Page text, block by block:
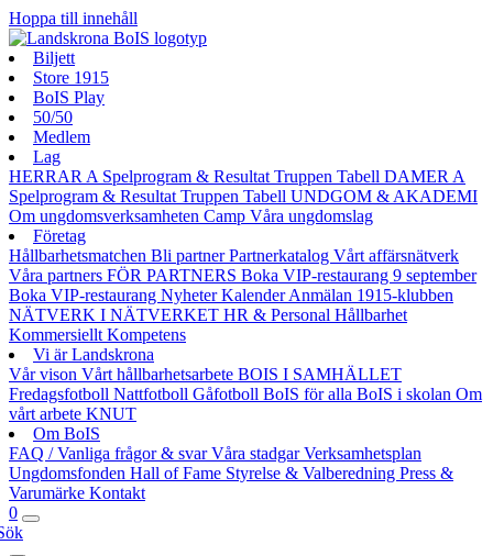
Hoppa till innehåll
Biljett
Store 1915
BoIS Play
50/50
Medlem
Lag
HERRAR A Spelprogram & Resultat Truppen Tabell DAMER A
Spelprogram & Resultat Truppen Tabell UNDGOM & AKADEMI
Om ungdomsverksamheten Camp Våra ungdomslag
Företag
Hållbarhetsmatchen Bli partnerPartnerkatalog Vårt affärsnätverk
Våra partners FÖR PARTNERS Boka VIP-restaurang 9 september
Boka VIP-restaurang NyheterKalenderAnmälan 1915-klubben
NÄTVERK I NÄTVERKET HR & Personal Hållbarhet
Kommersiellt Kompetens
Vi är Landskrona
Vår vison Vårt hållbarhetsarbete BOIS I SAMHÄLLET
Fredagsfotboll Nattfotboll Gåfotboll BoIS för alla BoIS i skolan Om
vårt arbete KNUT
Om BoIS
FAQ / Vanliga frågor & svarVåra stadgarVerksamhetsplan
Ungdomsfonden Hall of Fame Styrelse & Valberedning Press &
Varumärke Kontakt
0